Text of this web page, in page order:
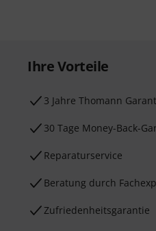
Ihre Vorteile
3 Jahre Thomann
30 Tage Money-Back-
Reparaturservice
Beratung durch
Zufriedenheitsgarantie